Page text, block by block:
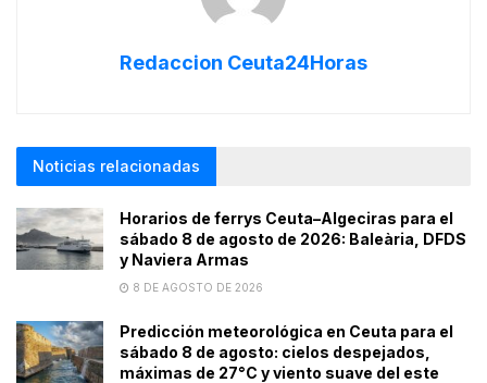
Redaccion Ceuta24Horas
Noticias relacionadas
Horarios de ferrys Ceuta–Algeciras para el
sábado 8 de agosto de 2026: Baleària, DFDS
y Naviera Armas
8 DE AGOSTO DE 2026
Predicción meteorológica en Ceuta para el
sábado 8 de agosto: cielos despejados,
máximas de 27°C y viento suave del este